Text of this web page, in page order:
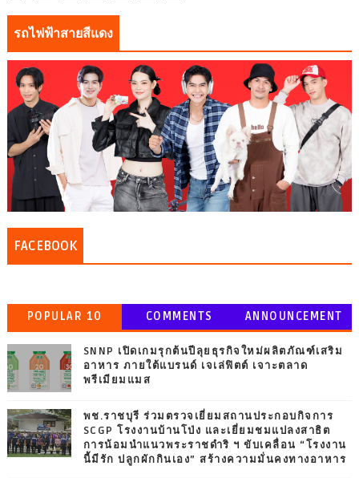
รถไฟฟ้าสายสีแดง
FACEBOOK
POPULAR 10 COMMENTS ANNOUNCEMENT
SNNP เปิดเกมรุกต้นปีลุยธุรกิจใหม่ผลิตภัณฑ์เสริม
อาหาร ภายใต้แบรนด์ เจเล่ฟิตต์ เจาะตลาด
พรีเมียมแมส
พช.ราชบุรี ร่วมตรวจเยี่ยมสถานประกอบกิจการ
SCGP โรงงานบ้านโป่ง และเยี่ยมชมแปลงสาธิต
การน้อมนำแนวพระราชดำริ ฯ ขับเคลื่อน “โรงงาน
นี้มีรัก ปลูกผักกินเอง” สร้างความมั่นคงทางอาหาร